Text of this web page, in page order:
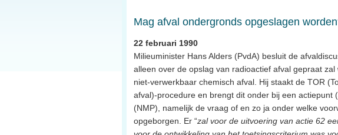
Mag afval ondergronds opgeslagen
22 februari 1990
Milieuminister Hans Alders (PvdA) besluit de
alleen over de opslag van radioactief afval gepraat
niet-verwerkbaar chemisch afval. Hij staakt de TOR
afval)-procedure en brengt dit onder bij een actiepunt
(NMP), namelijk de vraag of en zo ja onder welke
opgeborgen. Er “zal voor de uitvoering van actie 62